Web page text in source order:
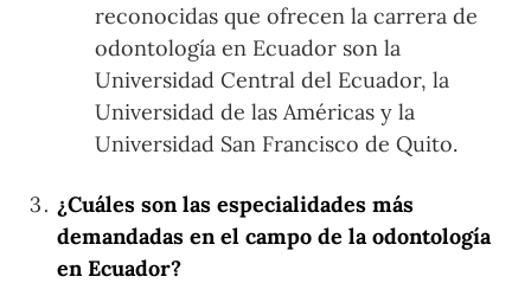
reconocidas que ofrecen la carrera de
odontología en Ecuador son la
Universidad Central del Ecuador, la
Universidad de las Américas y la
Universidad San Francisco de Quito.
¿Cuáles son las especialidades más
demandadas en el campo de la odontología
en Ecuador?